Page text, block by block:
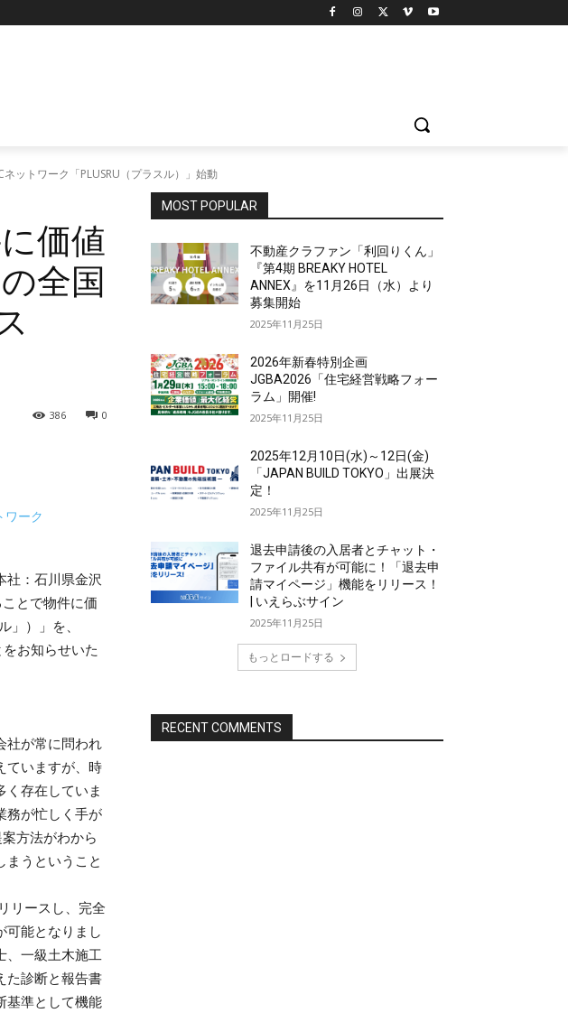
ットワーク「PLUSRU（プラスル）」始動
価値
全国
0
386
社：石川県金沢
とで物件に価
」）」を、
お知らせいた
社が常に問われ
ていますが、時
く存在していま
務が忙しく手が
方法がわから
まうということ
リースし、完全
可能となりまし
、一級土木施工
た診断と報告書
基準として機能
MOST POPULAR
不動産クラファン「利回りくん」
『第4期 BREAKY HOTEL
ANNEX』を11月26日（水）より
募集開始
2025年11月25日
2026年新春特別企画
JGBA2026「住宅経営戦略フォー
ラム」開催!
2025年11月25日
2025年12月10日(水)～12日(金)
「JAPAN BUILD TOKYO」出展決
定！
2025年11月25日
退去申請後の入居者とチャット・
ファイル共有が可能に！「退去申
請マイページ」機能をリリース！
| いえらぶサイン
2025年11月25日
もっとロードする
RECENT COMMENTS